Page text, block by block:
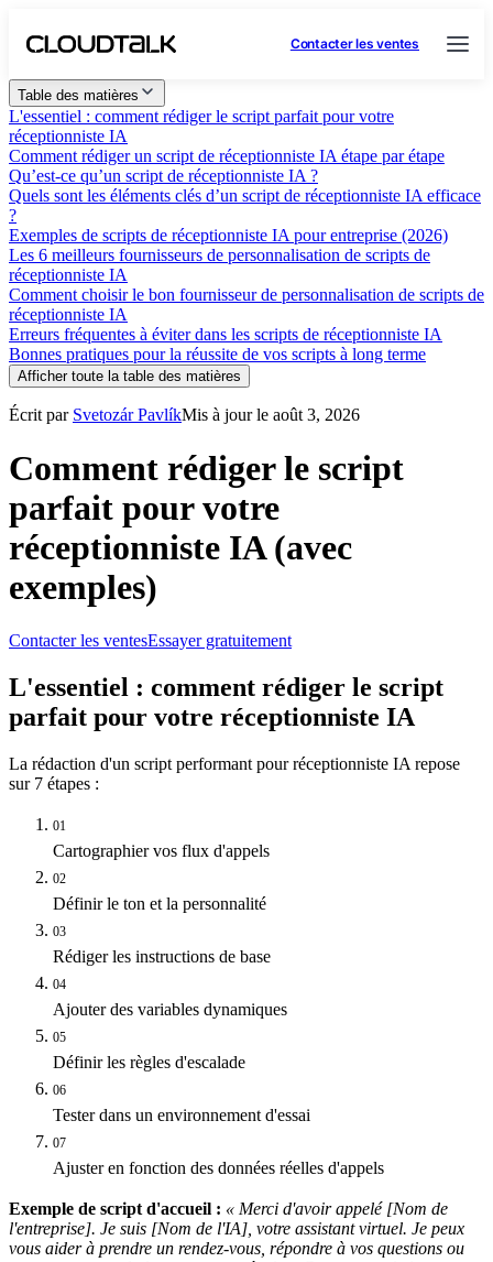
Contacter les ventes
Table des matières
L'essentiel : comment rédiger le script parfait pour votre
réceptionniste IA
Comment rédiger un script de réceptionniste IA étape par étape
Qu’est-ce qu’un script de réceptionniste IA ?
Quels sont les éléments clés d’un script de réceptionniste IA efficace
?
Exemples de scripts de réceptionniste IA pour entreprise (2026)
Les 6 meilleurs fournisseurs de personnalisation de scripts de
réceptionniste IA
Comment choisir le bon fournisseur de personnalisation de scripts de
réceptionniste IA
Erreurs fréquentes à éviter dans les scripts de réceptionniste IA
Bonnes pratiques pour la réussite de vos scripts à long terme
Afficher toute la table des matières
Écrit par Svetozár PavlíkMis à jour le août 3, 2026
Comment rédiger le script
parfait pour votre
réceptionniste IA (avec
exemples)
Contacter les ventesEssayer gratuitement
L'essentiel : comment rédiger le script
parfait pour votre réceptionniste IA
La rédaction d'un script performant pour réceptionniste IA repose
sur 7 étapes :
01
Cartographier vos flux d'appels
02
Définir le ton et la personnalité
03
Rédiger les instructions de base
04
Ajouter des variables dynamiques
05
Définir les règles d'escalade
06
Tester dans un environnement d'essai
07
Ajuster en fonction des données réelles d'appels
Exemple de script d'accueil : « Merci d'avoir appelé [Nom de
l'entreprise]. Je suis [Nom de l'IA], votre assistant virtuel. Je peux
vous aider à prendre un rendez-vous, répondre à vos questions ou